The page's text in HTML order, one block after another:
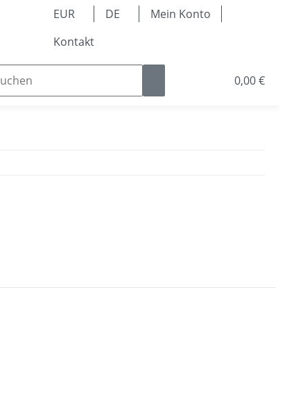
EUR DE
Mein Konto
Kontakt
0,00 €
Pneumatik